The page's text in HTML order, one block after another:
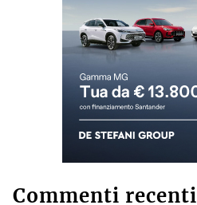
Commenti recenti